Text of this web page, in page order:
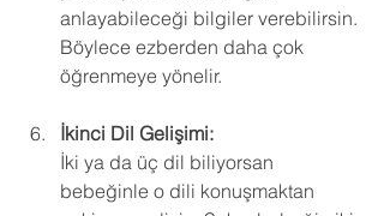
anlayabileceği bilgiler verebilirsin.
Böylece ezberden daha çok
öğrenmeye yönelir.
İkinci Dil Gelişimi:
İki ya da üç dil biliyorsan
bebeğinle o dili konuşmaktan